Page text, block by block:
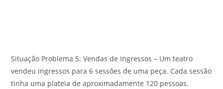
Situação Problema 5: Vendas de Ingressos – Um teatro
vendeu ingressos para 6 sessões de uma peça. Cada sessão
tinha uma plateia de aproximadamente 120 pessoas.